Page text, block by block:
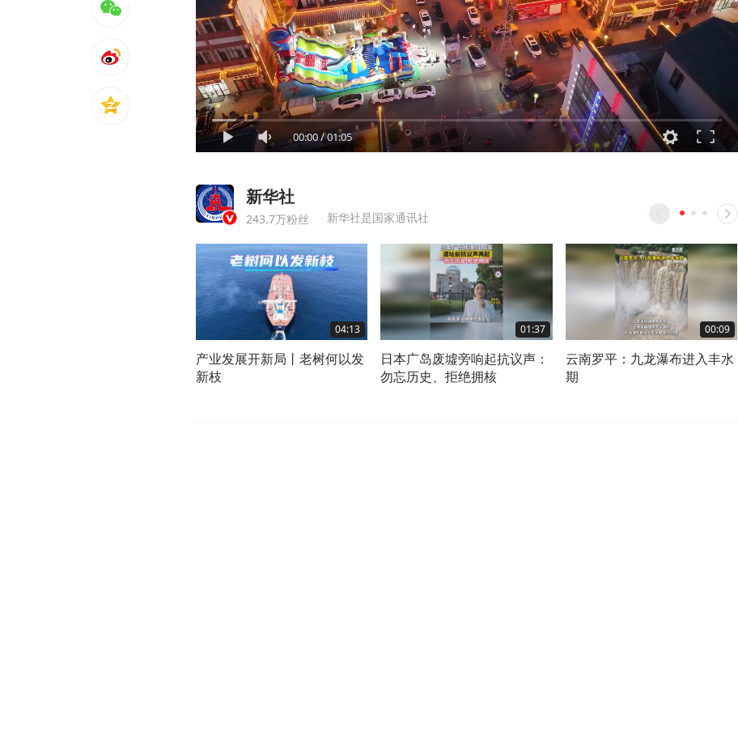
00:00/01:05
新华社
243.7万粉丝 新华社是国家通讯社
04:13
产业发展开新局丨老树何以发
新枝
01:37
日本广岛废墟旁响起抗议声：
勿忘历史、拒绝拥核
00:09
云南罗平：九龙瀑布进入丰水
期